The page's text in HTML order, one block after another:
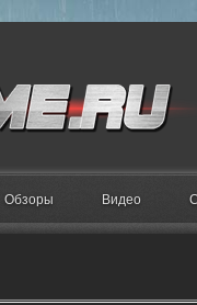
Обзоры Видео